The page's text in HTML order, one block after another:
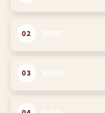
02
03